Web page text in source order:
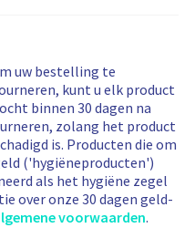
uw bestelling te
kunt u elk product
binnen 30 dagen na
zolang het product
is. Producten die om
('hygiëneproducten')
als het hygiëne zegel
over onze 30 dagen geld-
voorwaarden.